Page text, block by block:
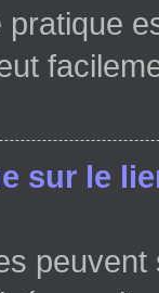
sur le